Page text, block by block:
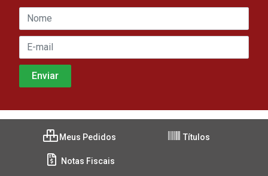
Meus Pedidos Títulos
Notas Fiscais